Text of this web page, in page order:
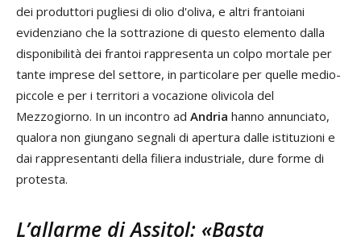
dei produttori pugliesi di olio d'oliva, e altri frantoiani
evidenziano che la sottrazione di questo elemento dalla
disponibilità dei frantoi rappresenta un colpo mortale per
tante imprese del settore, in particolare per quelle medio-
piccole e per i territori a vocazione olivicola del
Mezzogiorno. In un incontro ad Andria hanno annunciato,
qualora non giungano segnali di apertura dalle istituzioni e
dai rappresentanti della filiera industriale, dure forme di
protesta.
L’allarme di Assitol: «Basta